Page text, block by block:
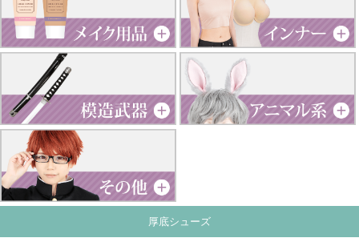
厚底シューズ